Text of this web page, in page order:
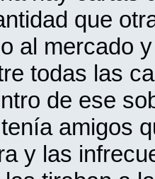
que
al mercado
todas las
de ese
amigos
y las